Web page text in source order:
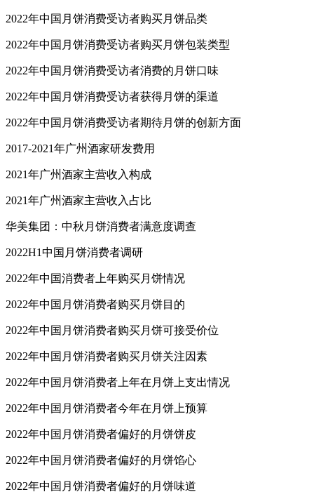
2022年中国月饼消费受访者购买月饼品类
2022年中国月饼消费受访者购买月饼包装类型
2022年中国月饼消费受访者消费的月饼口味
2022年中国月饼消费受访者获得月饼的渠道
2022年中国月饼消费受访者期待月饼的创新方面
2017-2021年广州酒家研发费用
2021年广州酒家主营收入构成
2021年广州酒家主营收入占比
华美集团：中秋月饼消费者满意度调查
2022H1中国月饼消费者调研
2022年中国消费者上年购买月饼情况
2022年中国月饼消费者购买月饼目的
2022年中国月饼消费者购买月饼可接受价位
2022年中国月饼消费者购买月饼关注因素
2022年中国月饼消费者上年在月饼上支出情况
2022年中国月饼消费者今年在月饼上预算
2022年中国月饼消费者偏好的月饼饼皮
2022年中国月饼消费者偏好的月饼馅心
2022年中国月饼消费者偏好的月饼味道